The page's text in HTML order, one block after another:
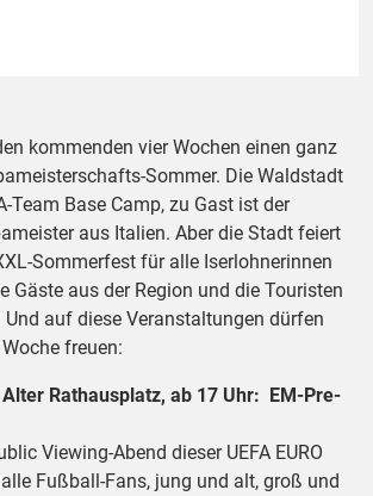
kommenden vier Wochen einen ganz
Sommer. Die Waldstadt
Team Base Camp, zu Gast ist der
aus Italien. Aber die Stadt feiert
Sommerfest für alle Iserlohnerinnen
Gäste aus der Region und die Touristen
auf diese Veranstaltungen dürfen
freuen:
Rathausplatz, ab 17 Uhr: EM-Pre-
Viewing-Abend dieser UEFA EURO
Fußball-Fans, jung und alt, groß und